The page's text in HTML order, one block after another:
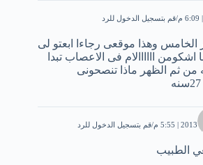
قم بتسجيل الدخول للرد
الخامس وهذا موقعى رجاءا ابعتو لى
اشكومن اااااالام فى الاعصاب تبدا
من ثم الظهر ماذا تنصحونى
قم بتسجيل الدخول للرد
الطبيب